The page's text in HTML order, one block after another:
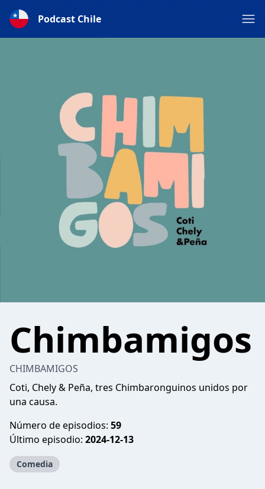
Podcast Chile
Chimbamigos
CHIMBAMIGOS
Coti, Chely & Peña, tres Chimbaronguinos unidos por
una causa.
Número de episodios: 59
Último episodio: 2024-12-13
Comedia